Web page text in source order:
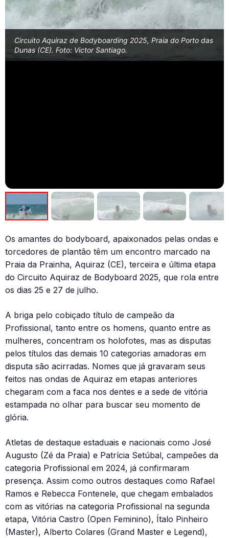
Circuito Aquiraz de Bodyboarding 2025, Praia do Porto das
Dunas (CE). Foto: Victor Santiago.
Os amantes do bodyboard, apaixonados pelas ondas e
torcedores de plantão têm um encontro marcado na
Praia da Prainha, Aquiraz (CE), terceira e última etapa
do Circuito Aquiraz de Bodyboard 2025, que rola entre
os dias 25 e 27 de julho.
A briga pelo cobiçado título de campeão da
Profissional, tanto entre os homens, quanto entre as
mulheres, concentram os holofotes, mas as disputas
pelos títulos das demais 10 categorias amadoras em
disputa são acirradas. Nomes que já gravaram seus
feitos nas ondas de Aquiraz em etapas anteriores
chegaram com a faca nos dentes e a sede de vitória
estampada no olhar para buscar seu momento de
glória.
Atletas de destaque estaduais e nacionais como José
Augusto (Zé da Praia) e Patrícia Setúbal, campeões da
categoria Profissional em 2024, já confirmaram
presença. Assim como outros destaques como Rafael
Ramos e Rebecca Fontenele, que chegam embalados
com as vitórias na categoria Profissional na segunda
etapa, Vitória Castro (Open Feminino), Ítalo Pinheiro
(Master), Alberto Colares (Grand Master e Legend),